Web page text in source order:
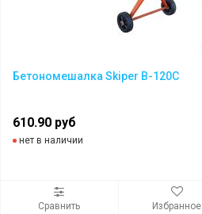
Бетономешалка Skiper B-120C
610.90 руб
нет в наличии
Сравнить Избранное